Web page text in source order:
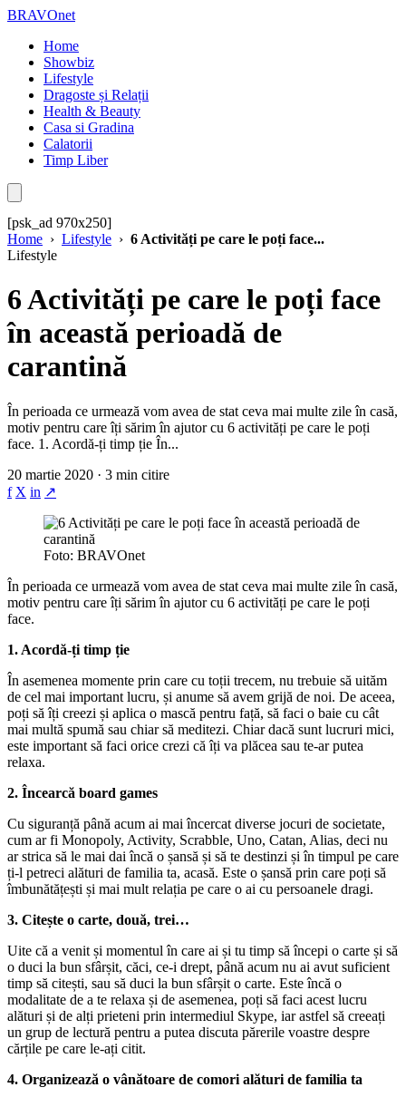
BRAVOnet
Home
Showbiz
Lifestyle
Dragoste și Relații
Health & Beauty
Casa si Gradina
Calatorii
Timp Liber
[psk_ad 970x250]
Home › Lifestyle › 6 Activități pe care le poți face...
Lifestyle
6 Activități pe care le poți face
în această perioadă de
carantină
În perioada ce urmează vom avea de stat ceva mai multe zile în casă,
motiv pentru care îți sărim în ajutor cu 6 activități pe care le poți
face. 1. Acordă-ți timp ție În...
20 martie 2020 · 3 min citire
f X in ↗
Foto: BRAVOnet
În perioada ce urmează vom avea de stat ceva mai multe zile în casă,
motiv pentru care îți sărim în ajutor cu 6 activități pe care le poți
face.
1. Acordă-ți timp ție
În asemenea momente prin care cu toții trecem, nu trebuie să uităm
de cel mai important lucru, și anume să avem grijă de noi. De aceea,
poți să îți creezi și aplica o mască pentru față, să faci o baie cu cât
mai multă spumă sau chiar să meditezi. Chiar dacă sunt lucruri mici,
este important să faci orice crezi că îți va plăcea sau te-ar putea
relaxa.
2. Încearcă board games
Cu siguranță până acum ai mai încercat diverse jocuri de societate,
cum ar fi Monopoly, Activity, Scrabble, Uno, Catan, Alias, deci nu
ar strica să le mai dai încă o șansă și să te destinzi și în timpul pe care
ți-l petreci alături de familia ta, acasă. Este o șansă prin care poți să
îmbunătățești și mai mult relația pe care o ai cu persoanele dragi.
3. Citește o carte, două, trei…
Uite că a venit și momentul în care ai și tu timp să începi o carte și să
o duci la bun sfârșit, căci, ce-i drept, până acum nu ai avut suficient
timp să citești, sau să duci la bun sfârșit o carte. Este încă o
modalitate de a te relaxa și de asemenea, poți să faci acest lucru
alături și de alți prieteni prin intermediul Skype, iar astfel să creeați
un grup de lectură pentru a putea discuta părerile voastre despre
cărțile pe care le-ați citit.
4. Organizează o vânătoare de comori alături de familia ta